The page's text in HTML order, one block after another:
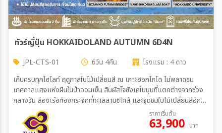
ถึงวันที่
เฉพาะเดือน
ทัวร์ญี่ปุ่น HOKKAIDOLAND AUTUMN 6D4N
JPL-CTS-01 6วัน 4คืน
โรงแรม : 4 ดาว
เก็บครบทุกไฮไลท์ ฤดูกาลใบไม้เปลี่ยนสี ณ เกาะฮอกไกโด ไม่พลาดชม
เทศกาลแสงแห่งฝันในป่าออนเซ็น สัมผัสโจซังเคในมุมที่แตกต่างจากช่วง
กลางวัน ล่องเรือท้องกระจกที่ทะเลสาบชิโคสึ และจุดชมใบไม้เปลี่ยนสีอีก
เพียบ เมนูพิเศษ บุฟเฟ่ต์ปิ้งย่างอิ่มไม่อั้นขาปูยักษ์ 3 ชนิด ร้านดังนันดะ
อาหารครบทุกมื้อ
ราคาเริ่มต้น
63,900 บาท